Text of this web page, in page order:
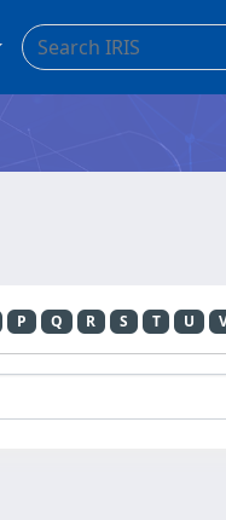
P Q R S T U